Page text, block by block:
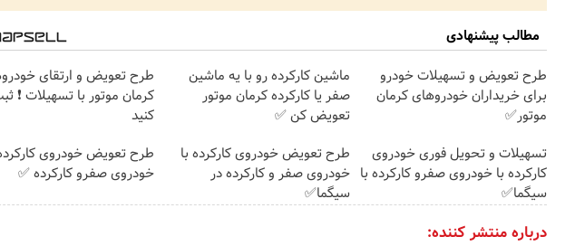
مطالب پیشنهادی
طرح تعویض و تسهیلات خودرو
برای خریداران خودروهای کرمان
موتور✅
ماشین کارکرده رو با یه ماشین
صفر یا کارکرده کرمان موتور
تعویض کن ✅
طرح تعویض و ارتقای
کرمان موتور با تسهیلات ❗
کنید
تسهیلات و تحویل فوری خودروی
کارکرده با خودروی صفرو کارکرده با
سیگما✅
طرح تعویض خودروی کارکرده با
خودروی صفر و کارکرده در
سیگما✅
طرح تعویض خودروی
خودروی صفرو کارکرده ✅
درباره منتشر کننده: